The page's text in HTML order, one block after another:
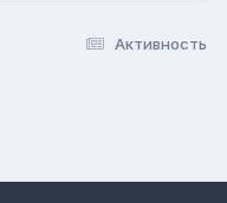
Активность